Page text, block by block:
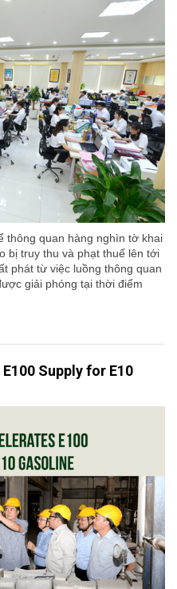
thông quan hàng nghìn tờ khai
bị truy thu và phạt thuế lên tới
phát từ việc luồng thông quan
giải phóng tại thời điểm
Supply for E10